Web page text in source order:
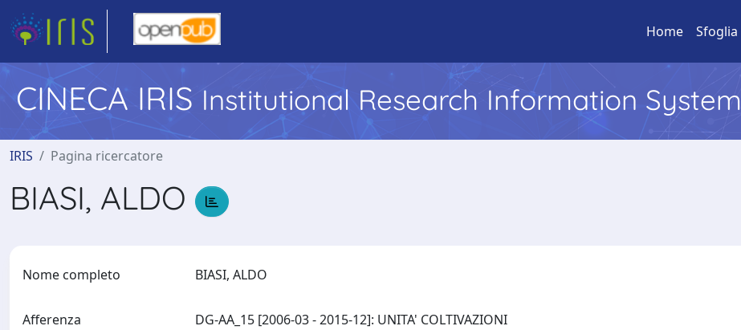
Home Sfoglia
CINECA IRIS Institutional Research Information System
IRIS Pagina ricercatore
BIASI, ALDO
Nome completo BIASI, ALDO
Afferenza DG-AA_15 [2006-03 - 2015-12]: UNITA' COLTIVAZIONI